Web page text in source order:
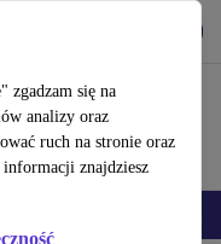
zgadzam się na
analizy oraz
ruch na stronie oraz
znajdziesz